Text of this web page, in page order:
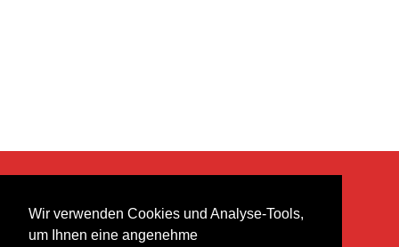
Wir verwenden Cookies und Analyse-Tools,
um Ihnen eine angenehme
heer musik ag
Lättenstrasse 35